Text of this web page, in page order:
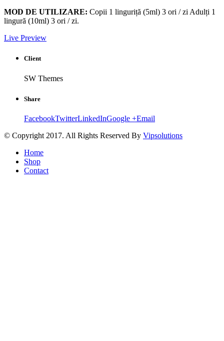
MOD DE UTILIZARE: Copii 1 linguriță (5ml) 3 ori / zi Adulți 1
lingură (10ml) 3 ori / zi.
Live Preview
Client
SW Themes
Share
FacebookTwitterLinkedInGoogle +Email
© Copyright 2017. All Rights Reserved By Vipsolutions
Home
Shop
Contact